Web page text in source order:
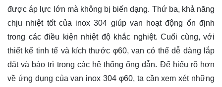
được áp lực lớn mà không bị biến dạng. Thứ ba, khả năng
chịu nhiệt tốt của inox 304 giúp van hoạt động ổn định
trong các điều kiện nhiệt độ khắc nghiệt. Cuối cùng, với
thiết kế tinh tế và kích thước φ60, van có thể dễ dàng lắp
đặt và bảo trì trong các hệ thống ống dẫn. Để hiểu rõ hơn
về ứng dụng của van inox 304 φ60, ta cần xem xét những